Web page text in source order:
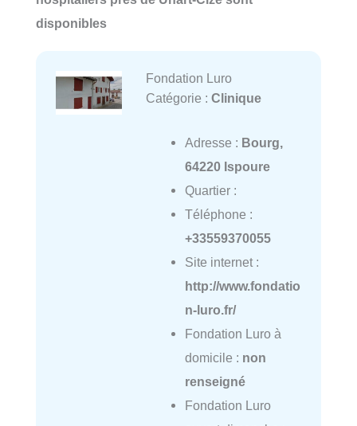
disponibles
Fondation Luro
Catégorie : Clinique
Adresse : Bourg,
64220 Ispoure
Quartier :
Téléphone :
+33559370055
Site internet :
http://www.fondatio
n-luro.fr/
Fondation Luro à
domicile : non
renseigné
Fondation Luro